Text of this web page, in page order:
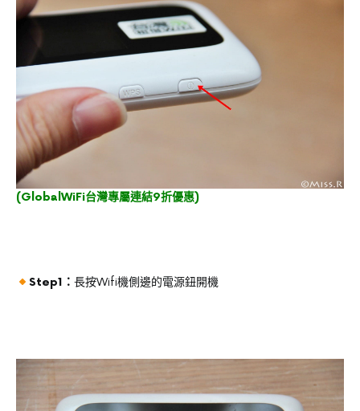
(GlobalWiFi台灣專屬連結9折優惠)
Step1： 長按Wifi機側邊的電源鈕開機